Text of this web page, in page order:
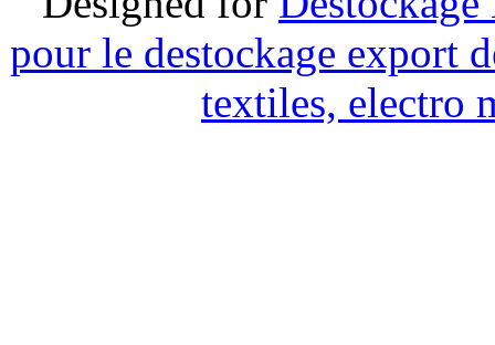
pour le destockage export
textiles, electro